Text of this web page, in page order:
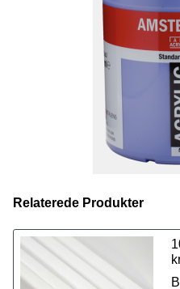
Vi tilbyder et udvalg på 50
Se også vores
størrelsen 120 ml lige her.
Relaterede Produkter